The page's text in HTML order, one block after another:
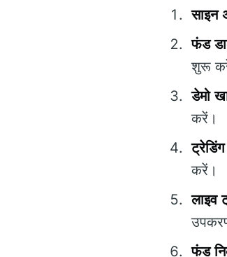
साइन
फंड
शुरू
डेमो
करें।
करें।
लाइव
फंड